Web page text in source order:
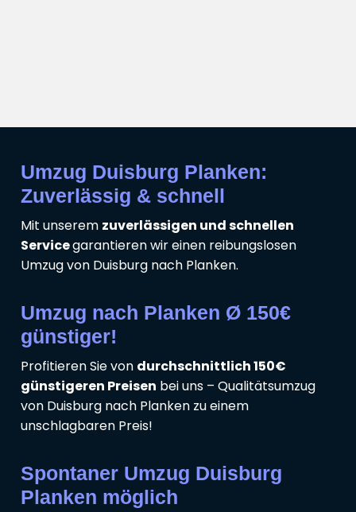
Umzug Duisburg Planken:
Zuverlässig & schnell
Mit unserem zuverlässigen und schnellen
Servicegarantieren wir einen reibungslosen
Umzug von Duisburg nach Planken.
Umzug nach Planken Ø 150€
günstiger!
Profitieren Sie von durchschnittlich 150€
günstigeren Preisen bei uns – Qualitätsumzug
von Duisburg nach Planken zu einem
unschlagbaren Preis!
Spontaner Umzug Duisburg
Planken möglich